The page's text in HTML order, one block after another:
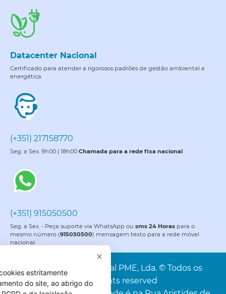
Datacenter Nacional
Certificado para atender a rigorosos padrões de gestão ambiental e
energética.
(+351) 217158770
Seg. a Sex. 9h00 | 18h00 Chamada para a rede fixa nacional
(+351) 915050500
Seg. a Sex. - Peça suporte via WhatsApp ou sms 24 Horas para o
mesmo número (915050500) mensagem texto para a rede móvel
nacional.
PME é uma marca da Portal PME, Lda. © Todos os
direitos reservados. All rights reserved
estritamente
do site, ao abrigo do